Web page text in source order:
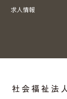
求人情報